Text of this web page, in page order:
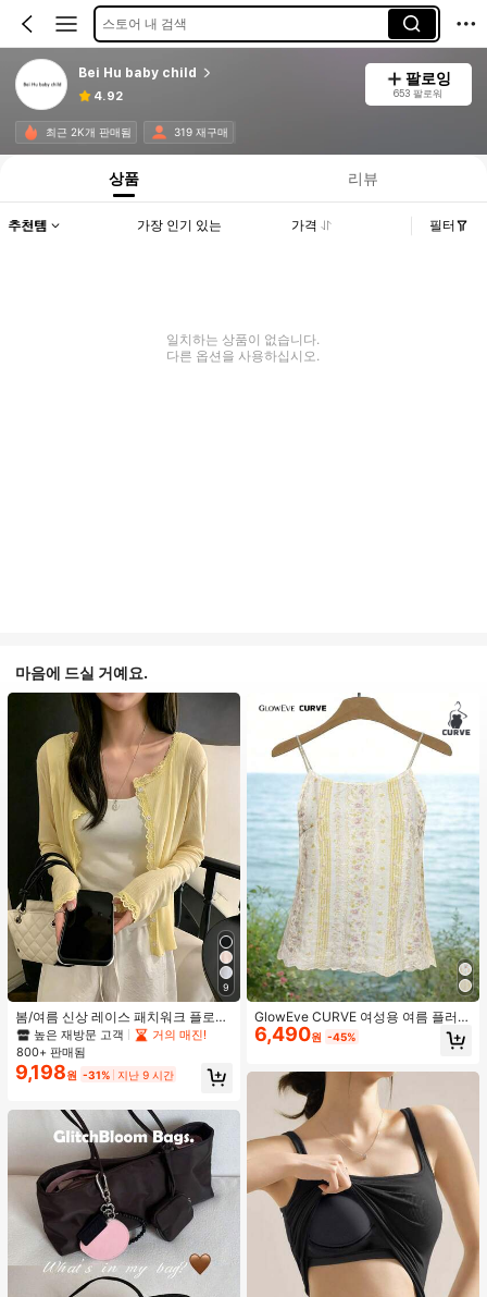
스토어 내 검색
Bei Hu baby child
4.92
팔로잉
653 팔로워
최근 2K개 판매됨 319 재구매
상품 리뷰
추천템 가장 인기 있는 가격 필터
일치하는 상품이 없습니다.
다른 옵션을 사용하십시오.
마음에 드실 거예요.
9
봄/여름 신상 레이스 패치워크 플로럴
트림 소프트 니트 가디건 경량 재킷 탑
여성용, 코티지코어 옐로우
높은 재방문 고객
거의 매진!
800+ 판매됨
9,198원 -31% 지난 9 시간
GlowEve CURVE 여성용 여름 플러스
사이즈 우아한 니치 레이스 트림 루즈
캐주얼 디자인 캐미솔 탱크탑
6,490원 -45%